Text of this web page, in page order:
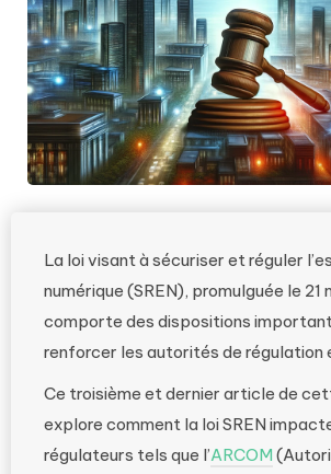
La loi visant à sécuriser et réguler
numérique (SREN), promulguée le 21
comporte des dispositions
renforcer les autorités de régulation
Ce troisième et dernier article de
explore comment la loi SREN
régulateurs tels que l’ARCOM